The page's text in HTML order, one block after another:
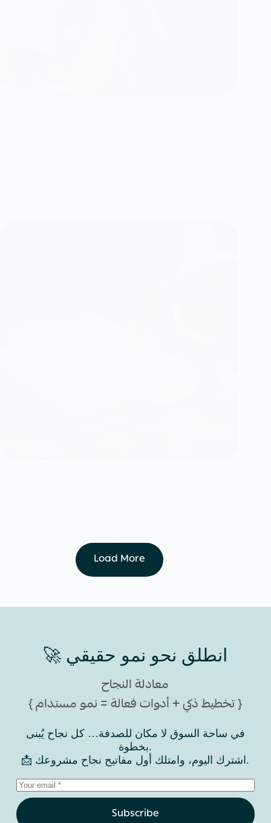
Enim molestie eros quam…
Load More
🚀 انطلق نحو نمو حقيقي
معادلة النجاح
{ تخطيط ذكي + أدوات فعالة = نمو مستدام }
في ساحة السوق لا مكان للصدفة… كل نجاح يُبنى
بخطوة.
📩 اشترك اليوم، وامتلك أول مفاتيح نجاح مشروعك.
Subscribe